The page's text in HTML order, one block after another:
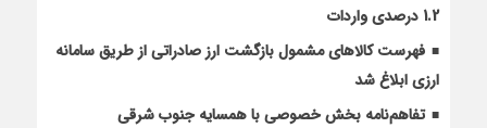
1.2 درصدی واردات
فهرست کالاهای مشمول بازگشت ارز صادراتی از طریق سامانه
ارزی ابلاغ شد
تفاهم‌نامه بخش خصوصی با همسایه جنوب شرقی